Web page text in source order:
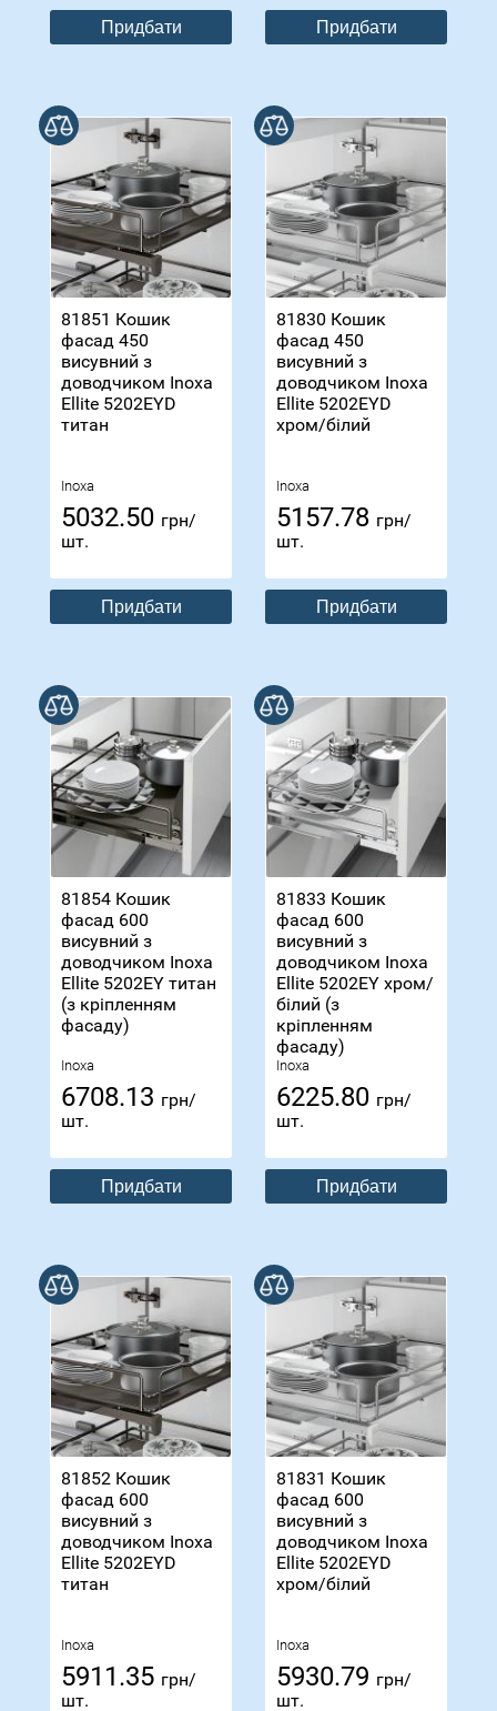
Придбати Придбати
81851 Кошик
фасад 450
висувний з
доводчиком Inoxa
Ellite 5202ЕYD
титан
Inoxa
5032.50 грн/
шт.
Придбати
81830 Кошик
фасад 450
висувний з
доводчиком Inoxa
Ellite 5202ЕYD
хром/білий
Inoxa
5157.78 грн/
шт.
Придбати
81854 Кошик
фасад 600
висувний з
доводчиком Inoxa
Ellite 5202ЕY титан
(з кріпленням
фасаду)
Inoxa
6708.13 грн/
шт.
Придбати
81833 Кошик
фасад 600
висувний з
доводчиком Inoxa
Ellite 5202ЕY хром/
білий (з
кріпленням
фасаду)
Inoxa
6225.80 грн/
шт.
Придбати
81852 Кошик
фасад 600
висувний з
доводчиком Inoxa
Ellite 5202ЕYD
титан
Inoxa
5911.35 грн/
шт.
81831 Кошик
фасад 600
висувний з
доводчиком Inoxa
Ellite 5202ЕYD
хром/білий
Inoxa
5930.79 грн/
шт.